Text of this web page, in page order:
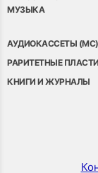
МУЗЫКА
АУДИОКАССЕТЫ (MC)
РАРИТЕТНЫЕ
КНИГИ И ЖУРНАЛЫ